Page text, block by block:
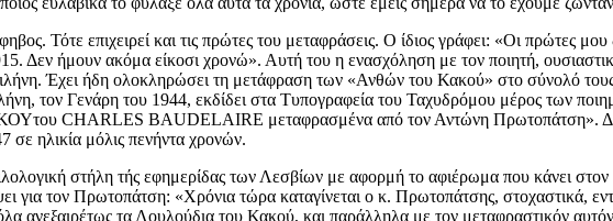
Τότε επιχειρεί και τις πρώτες του μεταφράσεις. Ο ίδιος γράφει: «Οι πρώτες
ήμουν ακόμα είκοσι χρονώ». Αυτή του η ενασχόληση με τον ποιητή,
Έχει ήδη ολοκληρώσει τη μετάφραση των «Ανθών του Κακού» στο σύνολό
τον Γενάρη του 1944, εκδίδει στα Τυπογραφεία του Ταχυδρόμου μέρος των
BAUDELAIRE μεταφρασμένα από τον Αντώνη Πρωτοπάτση». Δεν
σε ηλικία μόλις πενήντα χρονών.
στήλη τής εφημερίδας των Λεσβίων με αφορμή το αφιέρωμα που κάνει
τον Πρωτοπάτση: «Χρόνια τώρα καταγίνεται ο κ. Πρωτοπάτσης, στοχαστικά,
ανεξαιρέτως τα Λουλούδια του Κακού, και παράλληλα με τον μεταφραστικόν